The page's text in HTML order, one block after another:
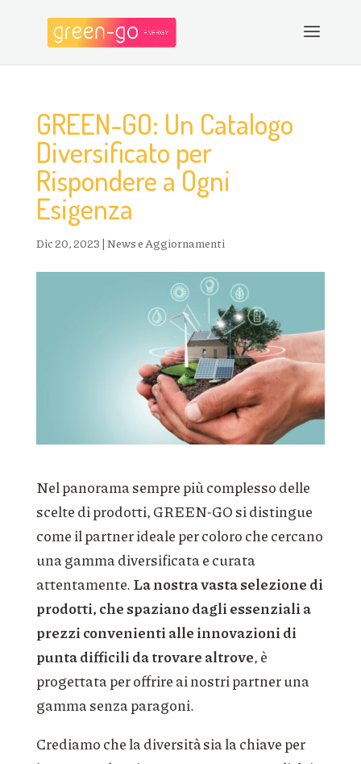
GREEN-GO: Un Catalogo
Diversificato per
Rispondere a Ogni
Esigenza
Dic 20, 2023 | News e Aggiornamenti
Nel panorama sempre più complesso delle
scelte di prodotti, GREEN-GO si distingue
come il partner ideale per coloro che cercano
una gamma diversificata e curata
attentamente.La nostra vasta selezione di
prodotti, che spaziano dagli essenziali a
prezzi convenienti alle innovazioni di
punta difficili da trovare altrove, è
progettata per offrire ai nostri partner una
gamma senza paragoni.
Crediamo che la diversità sia la chiave per